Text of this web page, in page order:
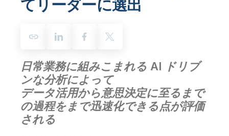
コミュニティ
カスタマーサポート
カスタマーポータル
初期トレーニング
製品関連
企業情報
採用情報
ニュースルーム
事業所 / 連絡先
Back
Qlik
データをビジネス成果へ
テクノロジーパートナーとの連携
データ統合
データ分析と AI
すべての製品
適切なデータ統合プランで、信頼できるデータを迅速に提供し、よりスマー
データ分析の価格
適切なデータ分析プランで、より優れたインサイトを獲得し、ビジネス成果
の達成をサポートします。
イベント / Web セミナー
リソースライブラリ
コミュニティ
てリーダーに選出
日常業務に組みこまれる AI ドリブ
ンな分析によって
データ活用から意思決定に至るまで
の過程をまで迅速化できる点が評価
される